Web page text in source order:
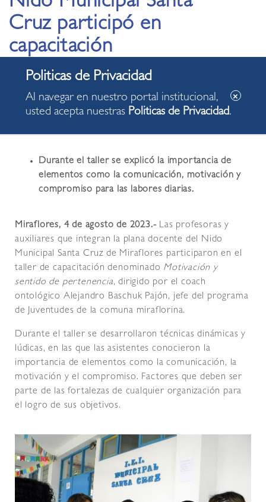
Cruz participó en
capacitación
«Motivación y sentido
de pertenencia»
Durante el taller se explicó la importancia de
elementos como la comunicación, motivación y
compromiso para las labores diarias.
Miraflores, 4 de agosto de 2023.- Las profesoras y
auxiliares que integran la plana docente del Nido
Municipal Santa Cruz de Miraflores participaron en el
taller de capacitación denominado Motivación y
sentido de pertenencia, dirigido por el coach
ontológico Alejandro Baschuk Pajón, jefe del programa
de Juventudes de la comuna miraflorina.
Durante el taller se desarrollaron técnicas dinámicas y
lúdicas, en las que las asistentes conocieron la
importancia de elementos como la comunicación, la
motivación y el compromiso. Factores que deben ser
parte de las fortalezas de cualquier organización para
el logro de sus objetivos.
Al navegar en nuestro portal institucional,
usted acepta nuestras Politicas de Privacidad.